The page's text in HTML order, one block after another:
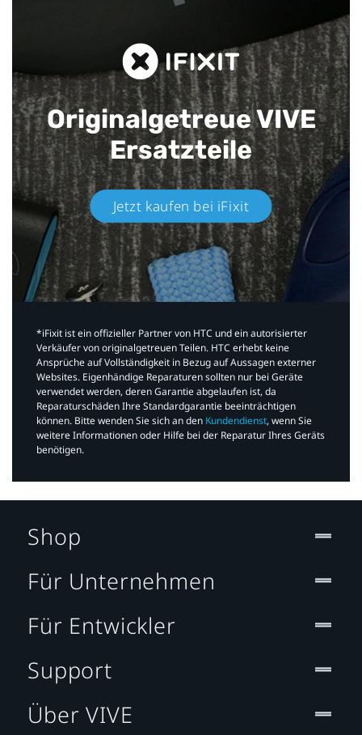
Originalgetreue VIVE
Ersatzteile
Jetzt kaufen bei iFixit​
*iFixit ist ein offizieller Partner von HTC und ein autorisierter
Verkäufer von originalgetreuen Teilen. HTC erhebt keine
Ansprüche auf Vollständigkeit in Bezug auf Aussagen externer
Websites. Eigenhändige Reparaturen sollten nur bei Geräte
verwendet werden, deren Garantie abgelaufen ist, da
Reparaturschäden Ihre Standardgarantie beeinträchtigen
können. Bitte wenden Sie sich an den Kundendienst, wenn Sie
weitere Informationen oder Hilfe bei der Reparatur Ihres Geräts
benötigen.​
Shop
Für Unternehmen
Für Entwickler
Support
Über VIVE